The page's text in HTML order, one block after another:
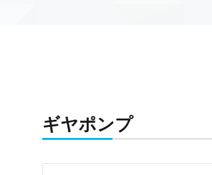
ギヤポンプ